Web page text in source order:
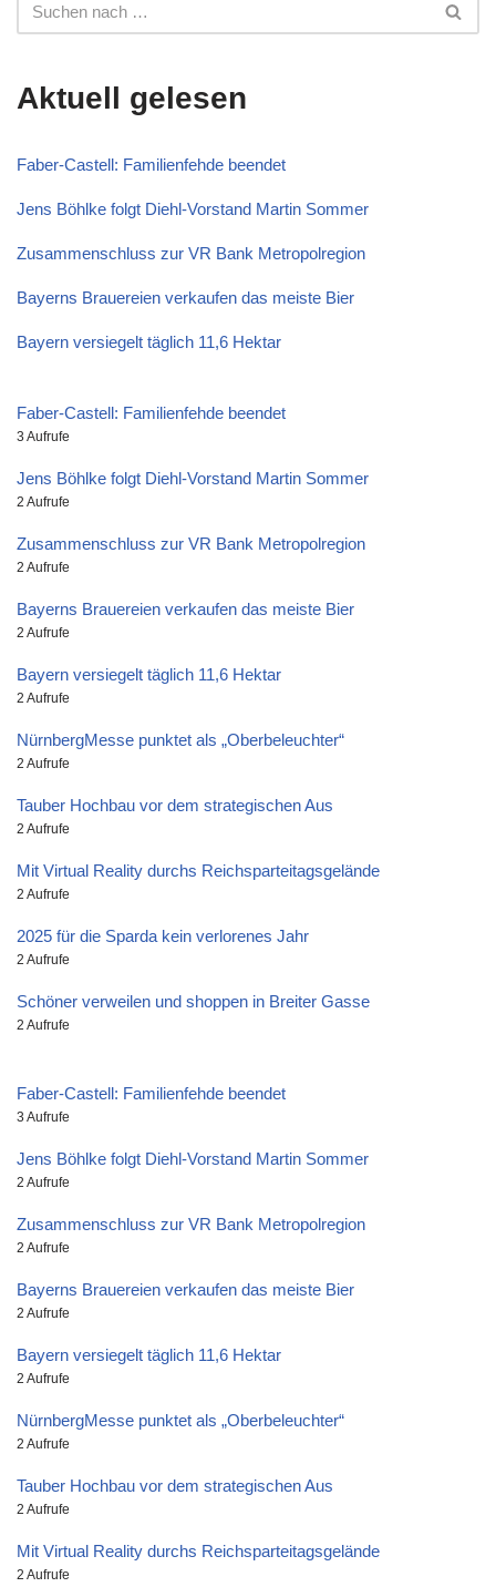
Aktuell gelesen
Faber-Castell: Familienfehde beendet
Jens Böhlke folgt Diehl-Vorstand Martin Sommer
Zusammenschluss zur VR Bank Metropolregion
Bayerns Brauereien verkaufen das meiste Bier
Bayern versiegelt täglich 11,6 Hektar
Faber-Castell: Familienfehde beendet
3 Aufrufe
Jens Böhlke folgt Diehl-Vorstand Martin Sommer
2 Aufrufe
Zusammenschluss zur VR Bank Metropolregion
2 Aufrufe
Bayerns Brauereien verkaufen das meiste Bier
2 Aufrufe
Bayern versiegelt täglich 11,6 Hektar
2 Aufrufe
NürnbergMesse punktet als „Oberbeleuchter“
2 Aufrufe
Tauber Hochbau vor dem strategischen Aus
2 Aufrufe
Mit Virtual Reality durchs Reichsparteitagsgelände
2 Aufrufe
2025 für die Sparda kein verlorenes Jahr
2 Aufrufe
Schöner verweilen und shoppen in Breiter Gasse
2 Aufrufe
Faber-Castell: Familienfehde beendet
3 Aufrufe
Jens Böhlke folgt Diehl-Vorstand Martin Sommer
2 Aufrufe
Zusammenschluss zur VR Bank Metropolregion
2 Aufrufe
Bayerns Brauereien verkaufen das meiste Bier
2 Aufrufe
Bayern versiegelt täglich 11,6 Hektar
2 Aufrufe
NürnbergMesse punktet als „Oberbeleuchter“
2 Aufrufe
Tauber Hochbau vor dem strategischen Aus
2 Aufrufe
Mit Virtual Reality durchs Reichsparteitagsgelände
2 Aufrufe